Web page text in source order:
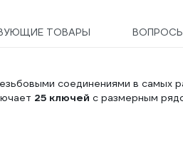
ТОВАРЫ
соединениями в самых
25 ключей с размерным